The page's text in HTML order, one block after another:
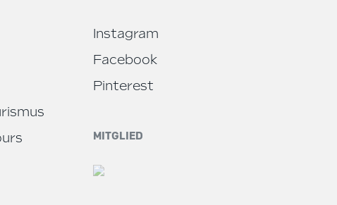
Instagram
Facebook
Pinterest
MITGLIED